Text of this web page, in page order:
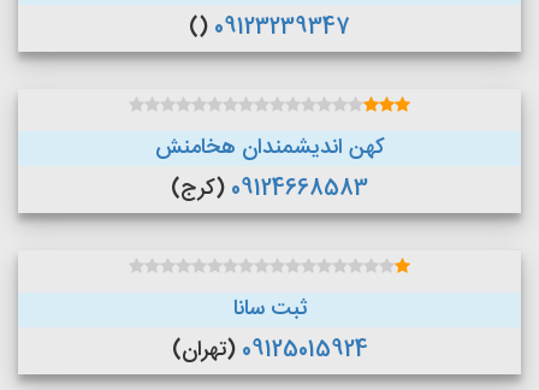
09123239347
()
کهن اندیشمندان هخامنش
09124668583 (کرج)
ثبت سانا
09125015924 (تهران)